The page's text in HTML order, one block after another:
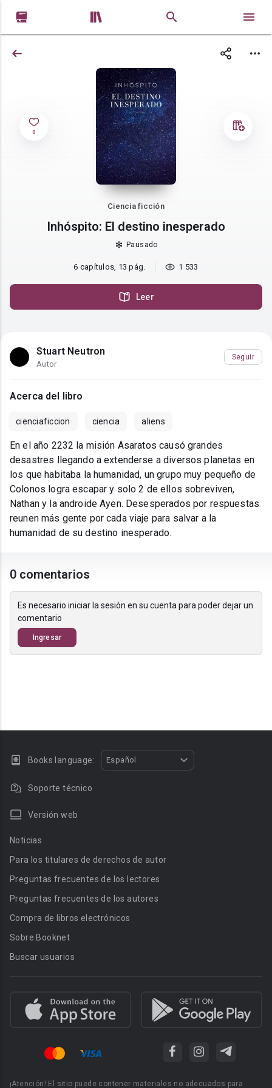
 
0
Ciencia ficción
Inhóspito: El destino inesperado
Pausado
6 capítulos, 13 pág. 1 533
Leer
Stuart Neutron
Autor
Seguir
Acerca del libro
cienciaficcion ciencia aliens
En el año 2232 la misión Asaratos causó grandes
desastres llegando a extenderse a diversos planetas en
los que habitaba la humanidad, un grupo muy pequeño de
Colonos logra escapar y solo 2 de ellos sobreviven,
Nathan y la androide Ayen. Desesperados por respuestas
reunen más gente por cada viaje para salvar a la
humanidad de su destino inesperado.
0 comentarios
Es necesario iniciar la sesión en su cuenta para poder dejar un
comentario
Ingresar
Books language: Español
Soporte técnico
Versión web
Noticias
Para los titulares de derechos de autor
Preguntas frecuentes de los lectores
Preguntas frecuentes de los autores
Compra de libros electrónicos
Sobre Booknet
Buscar usuarios
¡Atención! El sitio puede contener materiales no adecuados para